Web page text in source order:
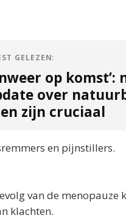
GELEZEN:
op
over
zijn cruciaal
en pijnstillers.
van de menopauze
klachten.